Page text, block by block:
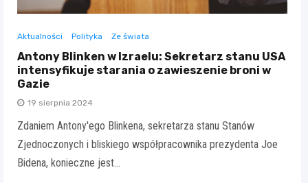
Aktualności Polityka Ze świata
Antony Blinken w Izraelu: Sekretarz stanu USA
intensyfikuje starania o zawieszenie broni w
Gazie
19 sierpnia 2024
Zdaniem Antony'ego Blinkena, sekretarza stanu Stanów
Zjednoczonych i bliskiego współpracownika prezydenta Joe
Bidena, konieczne jest…